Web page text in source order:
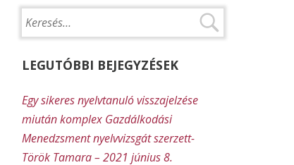
LEGUTÓBBI BEJEGYZÉSEK
Egy sikeres nyelvtanuló visszajelzése
miután komplex Gazdálkodási
Menedzsment nyelvvizsgát szerzett-
Török Tamara – 2021 június 8.